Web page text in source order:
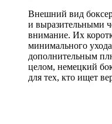
Внешний вид
и выразительными
внимание. Их
минимального
дополнительным
целом, немецкий
для тех, кто ищет